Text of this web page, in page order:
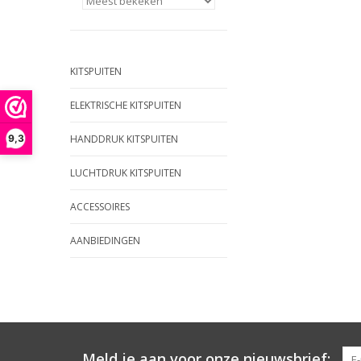
9,3
KITSPUITEN
ELEKTRISCHE KITSPUITEN
HANDDRUK KITSPUITEN
LUCHTDRUK KITSPUITEN
ACCESSOIRES
AANBIEDINGEN